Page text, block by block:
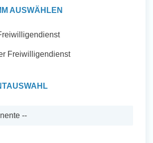
Sammeln
Engagieren
Initiativbewerbung
AUSWÄHLEN
Freiwilligendienst